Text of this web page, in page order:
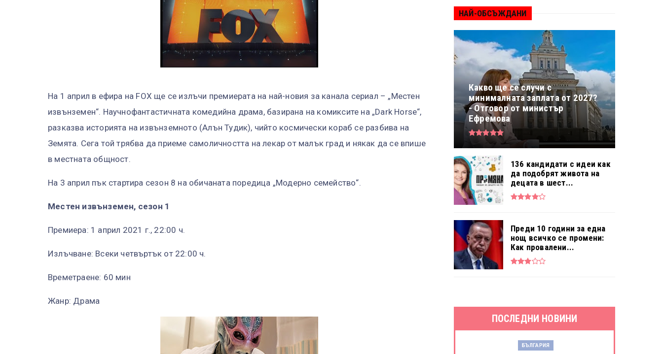
На 1 април в ефира на FOX ще се излъчи премиерата на най-новия за канала сериал – „Местен
извънземен“. Научнофантастичната комедийна драма, базирана на комиксите на „Dark Horse“,
разказва историята на извънземното (Алън Тудик), чийто космически кораб се разбива на
Земята. Сега той трябва да приеме самоличността на лекар от малък град и някак да се впише
в местната общност.
На 3 април пък стартира сезон 8 на обичаната поредица „Модерно семейство“.
Местен извънземен, сезон 1
Премиера: 1 април 2021 г., 22:00 ч.
Излъчване: Всеки четвъртък от 22:00 ч.
Времетраене: 60 мин
Жанр: Драма
НАЙ-ОБСЪЖДАНИ
Какво ще се случи с
минималната заплата от 2027?
- Отговор от министър
Ефремова
136 кандидати с идеи как
да подобрят живота на
децата в шест...
Преди 10 години за една
нощ всичко се промени:
Как провалени...
ПОСЛЕДНИ НОВИНИ
БЪЛГАРИЯ